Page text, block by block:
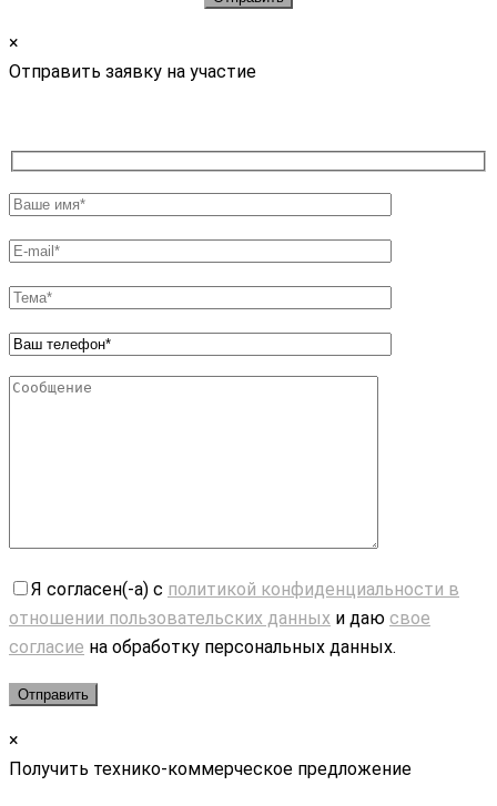
×
Отправить заявку на участие
Я согласен(-а) с политикой конфиденциальности в
отношении пользовательских данных и даю свое
согласие на обработку персональных данных.
×
Получить технико-коммерческое предложение